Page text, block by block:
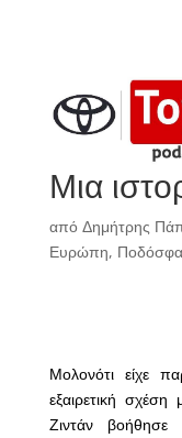
Μια
από Δημήτρης
Ευρώπη,
Μολονότι είχε
εξαιρετική
Ζιντάν